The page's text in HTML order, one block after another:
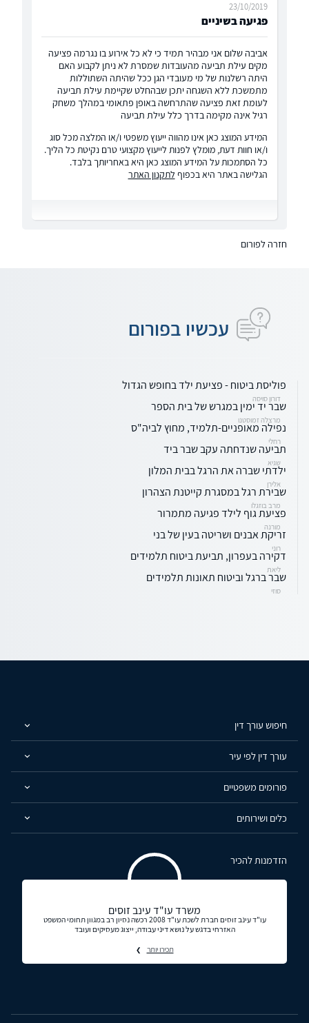
פגיעה בשיניים
23/10/2019
אביבה שלום אני מבהיר תמיד כי לא כל אירוע בו נגרמה פציעה
מקים עילת תביעה מהעובדות שמסרת לא ניתן לקבוע האם
היתה רשלנות של מי מעובדי הגן ככל שהיתה השתוללות
מתמשכת ללא השגחה יתכן שבהחלט שקיימת עילת תביעה
לעומת זאת פציעה שהתרחשה באופן פתאומי במהלך משחק
רגיל אינה מקימה בדרך כלל עילת תביעה
המידע המוצג כאן אינו מהווה ייעוץ משפטי ו/או המלצה מכל סוג
ו/או חוות דעת, מומלץ לפנות לייעוץ מקצועי טרם נקיטת כל הליך.
כל הסתמכות על המידע המוצג כאן היא באחריותך בלבד.
הגלישה באתר היא בכפוף לתקנון האתר
חזרה לפורום
עכשיו בפורום
פוליסת ביטוח - פציעת ילד בחופש הגדול
דורון סויסה
שבר יד ימין במגרש של בית הספר
מרצלה זמוסטנו
נפילה מאופניים-תלמיד, מחוץ לביה"ס
רחלי
תביעה שנדחתה עקב שבר ביד
שגיא
ילדתי שברה את הרגל בבית המלון
אלירן
שבירת רגל במסגרת קייטנת הצהרון
מרב בוזגלו
פציעת גוף לילד פגיעה מתמרור
מורנה
זריקת אבנים ושריטה בעין של בני
רוני
דקירה בעפרון, תביעת ביטוח תלמידים
ליאת
שבר ברגל וביטוח תאונות תלמידים
סוזי
חיפוש עורך דין
עורך דין לפי עיר
פורומים משפטיים
כלים ושירותים
הזדמנות להכיר
משרד עו"ד עינב זוסים
עו"ד עינב זוסים חברת לשכת עו"ד 2008 רכשה נסיון רב במגוון תחומי המשפט
האזרחי בדגש על נושא דיני עבודה, ייצוג מעסיקים ועובד
תכירו יותר